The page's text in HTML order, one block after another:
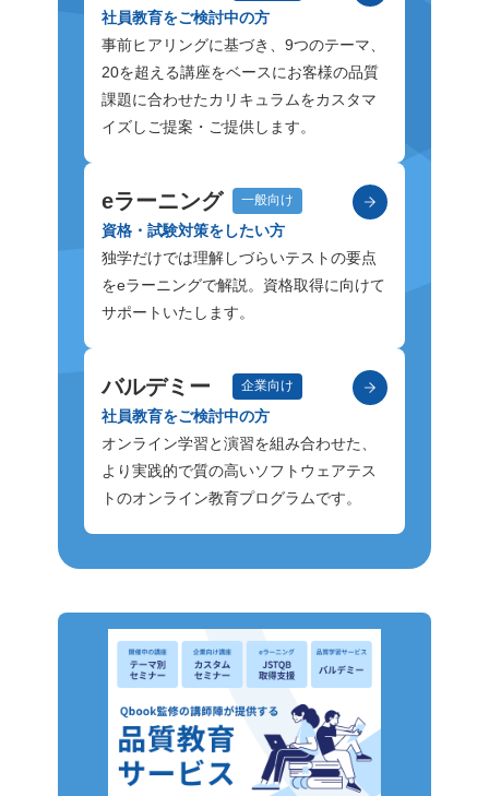
社員教育をご検討中の方
事前ヒアリングに基づき、9つのテーマ、
20を超える講座をベースにお客様の品質
課題に合わせたカリキュラムをカスタマ
イズしご提案・ご提供します。
eラーニング 一般向け
資格・試験対策をしたい方
独学だけでは理解しづらいテストの要点
をeラーニングで解説。資格取得に向けて
サポートいたします。
バルデミー 企業向け
社員教育をご検討中の方
オンライン学習と演習を組み合わせた、
より実践的で質の高いソフトウェアテス
トのオンライン教育プログラムです。